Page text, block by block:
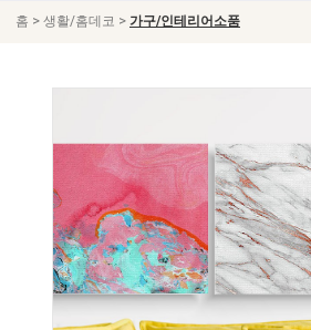
홈 > 생활/홈데코 > 가구/인테리어소품